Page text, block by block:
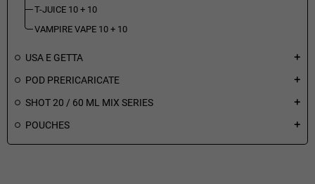
T-JUICE 10 + 10
VAMPIRE VAPE 10 + 10
USA E GETTA add
POD PRERICARICATE add
SHOT 20 / 60 ML MIX SERIES add
POUCHES add